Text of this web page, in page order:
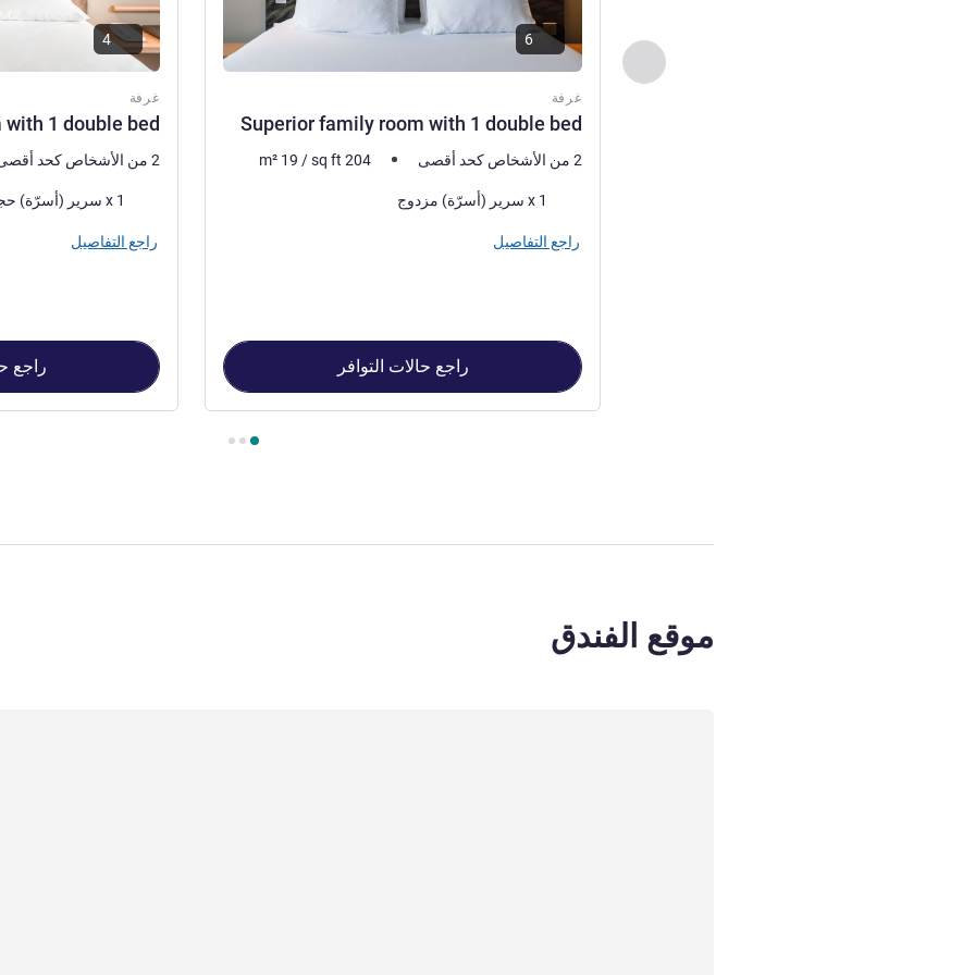
السابق - غرفة
غرفة
Superior family room with 1 double bed
6
2 من الأشخاص كحد أقصى m² 19 /sq ft 204
فرش السرير
1 x سرير (أسرّة) مزدوج
راجع التفاصيل
راجع حالات التوافر
غرفة
with 1 double bed
4
2 من الأشخاص كحد أقصى
فرش السرير
1 x سرير (أسرّة) حجم كوين
راجع التفاصيل
راجع
موقع الفندق